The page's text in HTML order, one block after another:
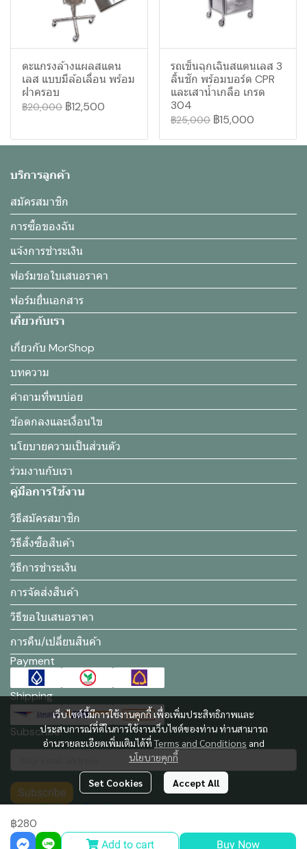
ตะแกรงล้างแผลสแตน
เลส แบบมีล้อเลื่อน พร้อม
ฝาครอบ
฿20,000 ฿12,500
รถเข็นฉุกเฉินสแตนเลส 3
ลิ้นชัก พร้อมบอร์ด CPR
และเสาน้ำเกลือ เกรด
304
฿25,000 ฿15,000
฿280
Add to cart Buy Now
เว็บไซต์นี้มีการใช้งานคุกกี้ เพื่อเพิ่มประสิทธิภาพและ
ประสบการณ์ที่ดีในการใช้งานเว็บไซต์ของท่าน ท่านสามารถ
อ่านรายละเอียดเพิ่มเติมได้ที่Terms and Conditions and
นโยบายคุกกี้
Set Cookies Accept All
บริการลูกค้า
สมัครสมาชิก
การซื้อของฉัน
แจ้งการชำระเงิน
ฟอร์มขอใบเสนอราคา
ฟอร์มยื่นเอกสาร
เกี่ยวกับเรา
เกี่ยวกับ MorShop
บทความ
คำถามที่พบบ่อย
ข้อตกลงและเงื่อนไข
นโยบายความเป็นส่วนตัว
ร่วมงานกับเรา
คู่มือการใช้งาน
วิธีสมัครสมาชิก
วิธีสั่งซื้อสินค้า
วิธีการชำระเงิน
การจัดส่งสินค้า
วิธีขอใบเสนอราคา
การคืน/เปลี่ยนสินค้า
Payment
Shipping
Subscribe
Subscribe